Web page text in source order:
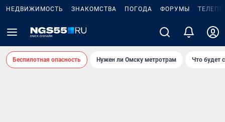
НЕДВИЖИМОСТЬ ЗНАКОМСТВА ПОГОДА ФОРУМЫ
Беспилотная опасность Нужен ли Омску метротрам Что будет